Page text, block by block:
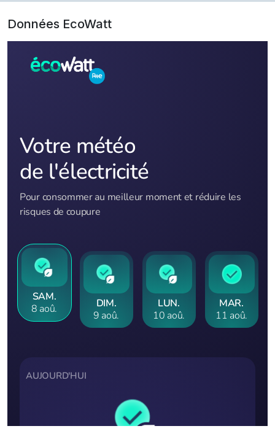
Données EcoWatt